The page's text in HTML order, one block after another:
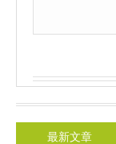
最新文章